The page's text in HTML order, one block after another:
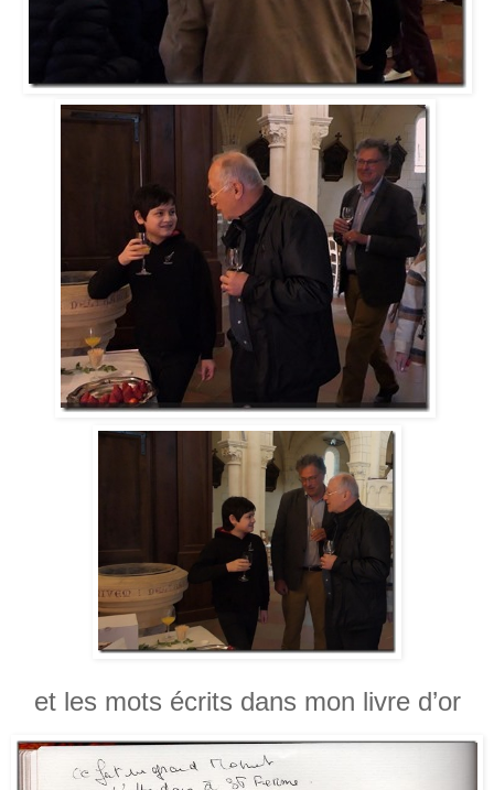
et les mots écrits dans mon livre d’or